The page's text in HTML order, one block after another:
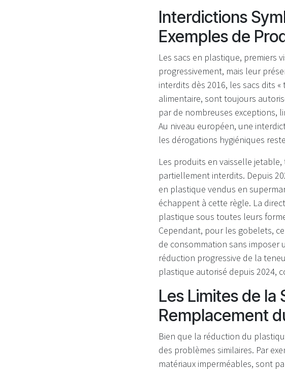
Interdictions
Exemples de
Les sacs en plastique, premiers
progressivement, mais leur
interdits dès 2016, les sacs dits
alimentaire, sont toujours
par de nombreuses exceptions,
Au niveau européen, une
les dérogations hygiéniques
Les produits en vaisselle
partiellement interdits. Depuis
en plastique vendus en
échappent à cette règle. La
plastique sous toutes leurs
Cependant, pour les gobelets,
de consommation sans imposer
réduction progressive de la
plastique autorisé depuis 2024,
Les Limites de la
Remplacement
Bien que la réduction du
des problèmes similaires. Par
matériaux imperméables, sont